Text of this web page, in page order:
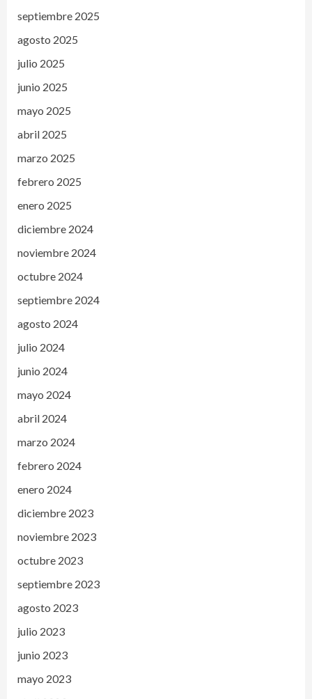
septiembre 2025
agosto 2025
julio 2025
junio 2025
mayo 2025
abril 2025
marzo 2025
febrero 2025
enero 2025
diciembre 2024
noviembre 2024
octubre 2024
septiembre 2024
agosto 2024
julio 2024
junio 2024
mayo 2024
abril 2024
marzo 2024
febrero 2024
enero 2024
diciembre 2023
noviembre 2023
octubre 2023
septiembre 2023
agosto 2023
julio 2023
junio 2023
mayo 2023